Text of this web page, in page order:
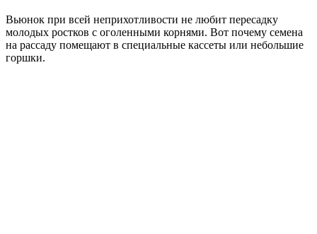
Вьюнок при всей неприхотливости не любит пересадку
молодых ростков с оголенными корнями. Вот почему семена
на рассаду помещают в специальные кассеты или небольшие
горшки.